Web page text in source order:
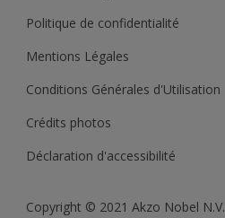
Politique de confidentialité
Mentions Légales
Conditions Générales d'Utilisation
Crédits photos
Déclaration d'accessibilité
Copyright © 2021 Akzo Nobel N.V.